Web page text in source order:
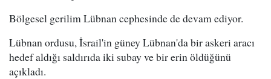
Bölgesel gerilim Lübnan cephesinde de devam ediyor.
Lübnan ordusu, İsrail'in güney Lübnan'da bir askeri aracı
hedef aldığı saldırıda iki subay ve bir erin öldüğünü
açıkladı.